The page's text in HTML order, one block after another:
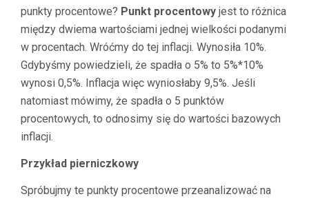
punkty procentowe? Punkt procentowy jest to różnica
między dwiema wartościami jednej wielkości podanymi
w procentach. Wróćmy do tej inflacji. Wynosiła 10%.
Gdybyśmy powiedzieli, że spadła o 5% to 5%*10%
wynosi 0,5%. Inflacja więc wyniosłaby 9,5%. Jeśli
natomiast mówimy, że spadła o 5 punktów
procentowych, to odnosimy się do wartości bazowych
inflacji.
Przykład pierniczkowy
Spróbujmy te punkty procentowe przeanalizować na